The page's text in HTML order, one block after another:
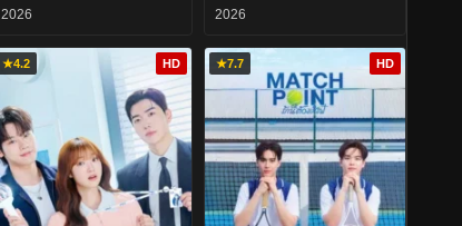
2026
ยัยสองสาวตัวป่วน
2026
★4.2 HD ★7.7 HD